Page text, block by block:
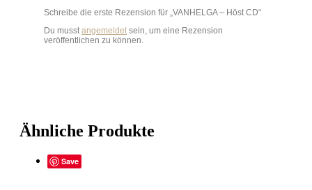
Schreibe die erste Rezension für „VANHELGA – Höst CD“
Du musstangemeldetsein, um eine Rezension
veröffentlichen zu können.
Ähnliche Produkte
Save